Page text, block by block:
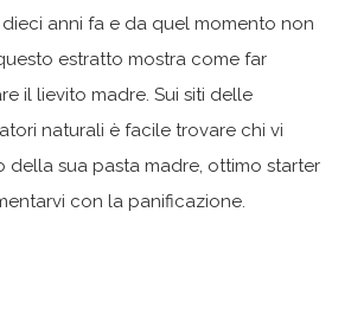
anni fa e da quel momento non
estratto mostra come far
il lievito madre. Sui siti delle
naturali è facile trovare chi vi
della sua pasta madre, ottimo starter
con la panificazione.